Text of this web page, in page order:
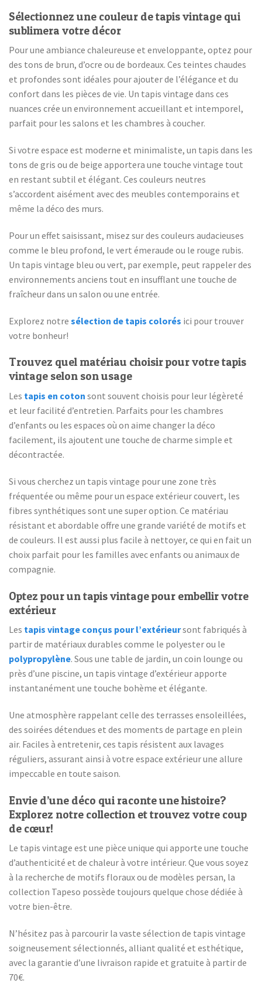
Sélectionnez une couleur de tapis vintage qui
sublimera votre décor
Pour une ambiance chaleureuse et enveloppante, optez pour
des tons de brun, d’ocre ou de bordeaux. Ces teintes chaudes
et profondes sont idéales pour ajouter de l’élégance et du
confort dans les pièces de vie. Un tapis vintage dans ces
nuances crée un environnement accueillant et intemporel,
parfait pour les salons et les chambres à coucher.
Si votre espace est moderne et minimaliste, un tapis dans les
tons de gris ou de beige apportera une touche vintage tout
en restant subtil et élégant. Ces couleurs neutres
s’accordent aisément avec des meubles contemporains et
même la déco des murs.
Pour un effet saisissant, misez sur des couleurs audacieuses
comme le bleu profond, le vert émeraude ou le rouge rubis.
Un tapis vintage bleu ou vert, par exemple, peut rappeler des
environnements anciens tout en insufflant une touche de
fraîcheur dans un salon ou une entrée.
Explorez notre sélection de tapis colorés ici pour trouver
votre bonheur!
Trouvez quel matériau choisir pour votre tapis
vintage selon son usage
Les tapis en coton sont souvent choisis pour leur légèreté
et leur facilité d’entretien. Parfaits pour les chambres
d’enfants ou les espaces où on aime changer la déco
facilement, ils ajoutent une touche de charme simple et
décontractée.
Si vous cherchez un tapis vintage pour une zone très
fréquentée ou même pour un espace extérieur couvert, les
fibres synthétiques sont une super option. Ce matériau
résistant et abordable offre une grande variété de motifs et
de couleurs. Il est aussi plus facile à nettoyer, ce qui en fait un
choix parfait pour les familles avec enfants ou animaux de
compagnie.
Optez pour un tapis vintage pour embellir votre
extérieur
Les tapis vintage conçus pour l’extérieursont fabriqués à
partir de matériaux durables comme le polyester ou le
polypropylène. Sous une table de jardin, un coin lounge ou
près d’une piscine, un tapis vintage d’extérieur apporte
instantanément une touche bohème et élégante.
Une atmosphère rappelant celle des terrasses ensoleillées,
des soirées détendues et des moments de partage en plein
air. Faciles à entretenir, ces tapis résistent aux lavages
réguliers, assurant ainsi à votre espace extérieur une allure
impeccable en toute saison.
Envie d’une déco qui raconte une histoire?
Explorez notre collection et trouvez votre coup
de cœur!
Le tapis vintage est une pièce unique qui apporte une touche
d’authenticité et de chaleur à votre intérieur. Que vous soyez
à la recherche de motifs floraux ou de modèles persan, la
collection Tapeso possède toujours quelque chose dédiée à
votre bien-être.
N’hésitez pas à parcourir la vaste sélection de tapis vintage
soigneusement sélectionnés, alliant qualité et esthétique,
avec la garantie d’une livraison rapide et gratuite à partir de
70€.